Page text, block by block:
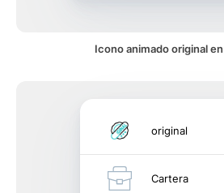
Icono animado original
original
Cartera